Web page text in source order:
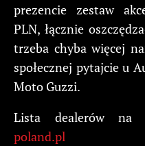
prezencie zestaw
PLN, łącznie
trzeba chyba więcej
społecznej pytajcie u
Moto Guzzi.
Lista dealerów na
poland.pl